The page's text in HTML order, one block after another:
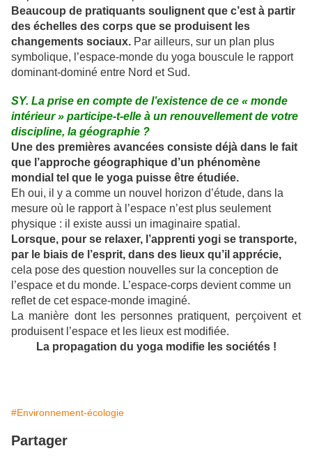
Beaucoup de pratiquants soulignent que c’est à partir
des échelles des corps que se produisent les
changements sociaux. Par ailleurs, sur un plan plus
symbolique, l’espace-monde du yoga bouscule le rapport
dominant-dominé entre Nord et Sud.
SY. La prise en compte de l’existence de ce « monde
intérieur » participe-t-elle à un renouvellement de votre
discipline, la géographie ?
Une des premières avancées consiste déjà dans le fait
que l’approche géographique d’un phénomène
mondial tel que le yoga puisse être étudiée.
Eh oui, il y a comme un nouvel horizon d’étude, dans la
mesure où le rapport à l’espace n’est plus seulement
physique : il existe aussi un imaginaire spatial.
Lorsque, pour se relaxer, l’apprenti yogi se transporte,
par le biais de l’esprit, dans des lieux qu’il apprécie,
cela pose des question nouvelles sur la conception de
l’espace et du monde. L’espace-corps devient comme un
reflet de cet espace-monde imaginé.
La manière dont les personnes pratiquent, perçoivent et
produisent l’espace et les lieux est modifiée.
La propagation du yoga modifie les sociétés !
#Environnement-écologie
Partager